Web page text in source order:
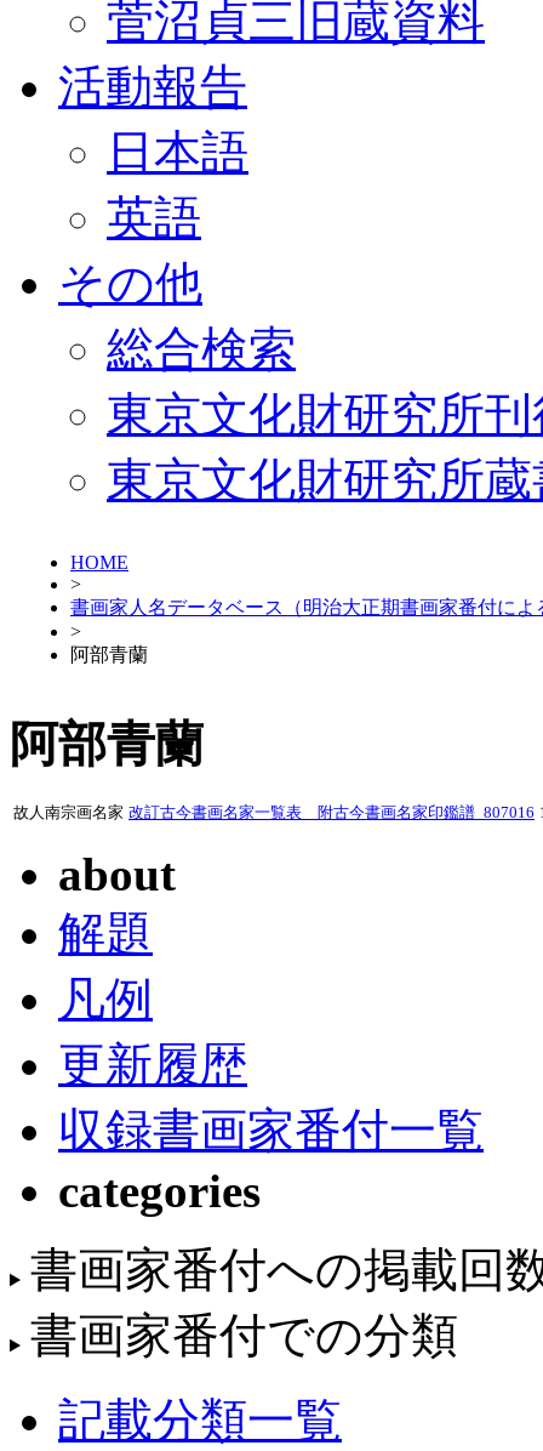
菅沼貞三旧蔵資料
活動報告
日本語
英語
その他
総合検索
東京文化財研究所
東京文化財研究所
HOME
>
書画家人名データベース（明治大正期書画家番付によ
>
阿部青蘭
阿部青蘭
故人南宗画名家 改訂古今書画名家一覧表 附古今書画名家印鑑譜_807016
about
解題
凡例
更新履歴
収録書画家番付一覧
categories
書画家番付への掲載回
書画家番付での分類
記載分類一覧